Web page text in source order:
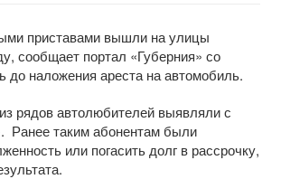
приставами вышли на улицы
сообщает портал «Губерния» со
наложения ареста на автомобиль.
рядов автолюбителей выявляли с
Ранее таким абонентам были
или погасить долг в рассрочку,